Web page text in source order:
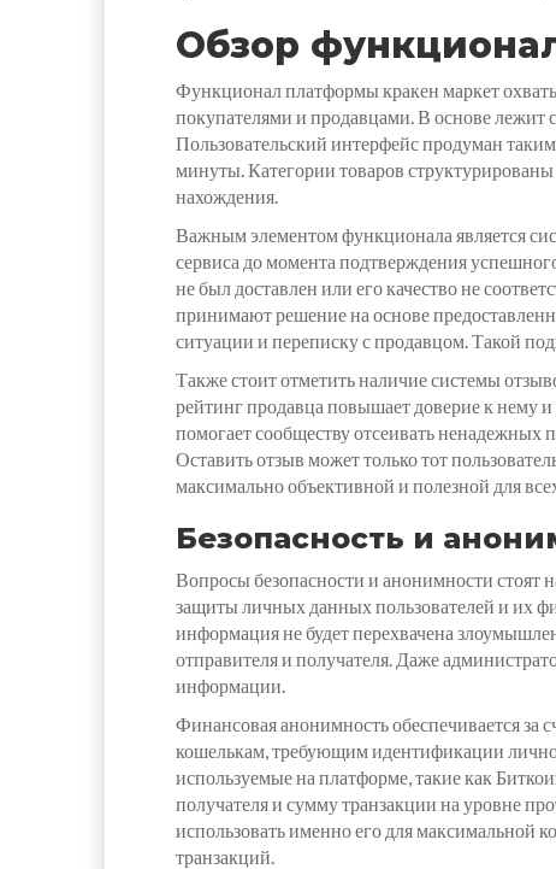
Обзор
Функционал платформы кракен маркет
покупателями и продавцами. В основе лежит
Пользовательский интерфейс продуман
минуты. Категории товаров
нахождения.
Важным элементом функционала является
сервиса до момента подтверждения
не был доставлен или его качество не
принимают решение на основе
ситуации и переписку с продавцом. Такой
Также стоит отметить наличие системы
рейтинг продавца повышает доверие к нему
помогает сообществу отсеивать
Оставить отзыв может только тот
максимально объективной и полезной для
Безопасность и
Вопросы безопасности и анонимности стоят
защиты личных данных пользователей и их
информация не будет перехвачена
отправителя и получателя. Даже
информации.
Финансовая анонимность обеспечивается за
кошелькам, требующим идентификации
используемые на платформе, такие как
получателя и сумму транзакции на уровне
использовать именно его для максимальной
транзакций.